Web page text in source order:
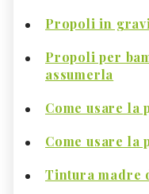
Propoli in
Propoli per
assumerla
Come usare la
Come usare
Tintura madre